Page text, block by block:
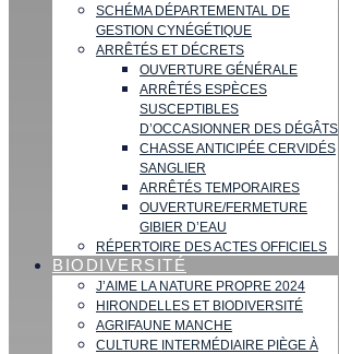
SCHÉMA DÉPARTEMENTAL DE
GESTION CYNÉGÉTIQUE
ARRÊTÉS ET DÉCRETS
OUVERTURE GÉNÉRALE
ARRÊTÉS ESPÈCES
SUSCEPTIBLES
D’OCCASIONNER DES DÉGÂTS
CHASSE ANTICIPÉE CERVIDÉS
SANGLIER
ARRÊTÉS TEMPORAIRES
OUVERTURE/FERMETURE
GIBIER D’EAU
RÉPERTOIRE DES ACTES OFFICIELS
BIODIVERSITÉ
J’AIME LA NATURE PROPRE 2024
HIRONDELLES ET BIODIVERSITÉ
AGRIFAUNE MANCHE
CULTURE INTERMÉDIAIRE PIÈGE À